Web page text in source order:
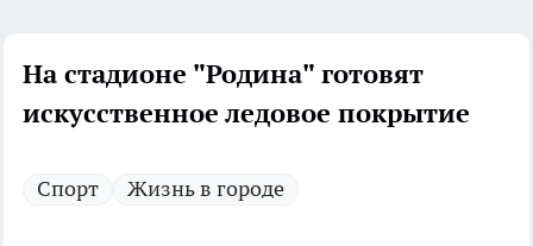
На стадионе "Родина" готовят
искусственное ледовое покрытие
Спорт Жизнь в городе